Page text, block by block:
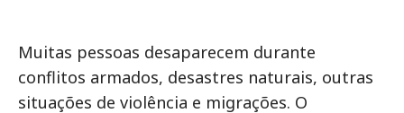
Muitas pessoas desaparecem durante
conflitos armados, desastres naturais, outras
situações de violência e migrações. O